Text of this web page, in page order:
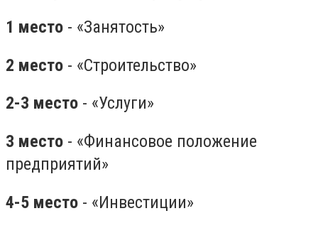
1 место - «Занятость»
2 место - «Строительство»
2-3 место - «Услуги»
3 место - «Финансовое положение
предприятий»
4-5 место - «Инвестиции»